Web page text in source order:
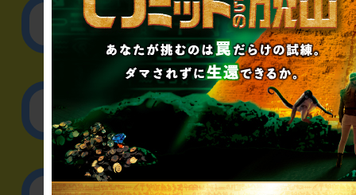
リアル脱出ゲーム制作
取材に関するお